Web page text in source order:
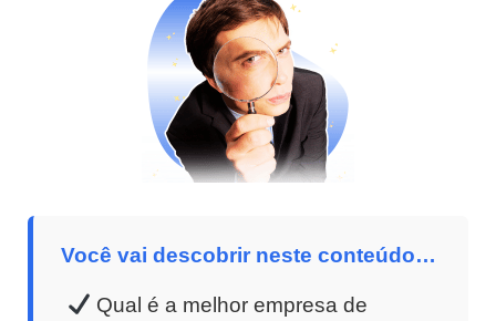
Você vai descobrir neste conteúdo…
Qual é a melhor empresa de